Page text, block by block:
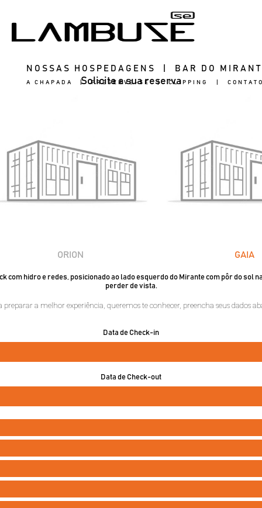
NOSSAS HOSPEDAGENS BAR DO
A CHAPADA | PRESERVE-SE | CLIPPING
Solicite a sua reserva
ORION GAIA
com hidro e redes, posicionado ao lado esquerdo do Mirante com pôr do sol
perder de vista.
preparar a melhor experiência, queremos te conhecer, preencha seus dados
Data de Check-in
Data de Check-out